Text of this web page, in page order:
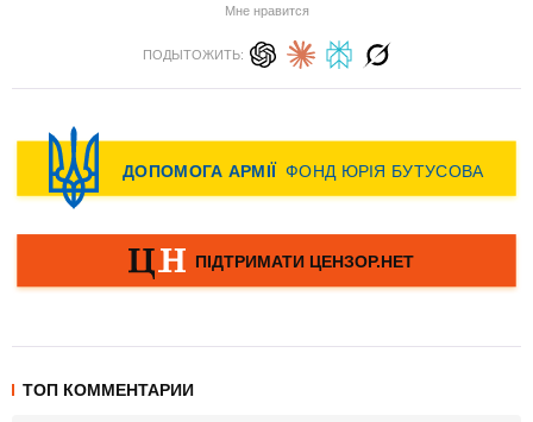
Мне нравится
ПОДЫТОЖИТЬ:
ТОП КОММЕНТАРИИ